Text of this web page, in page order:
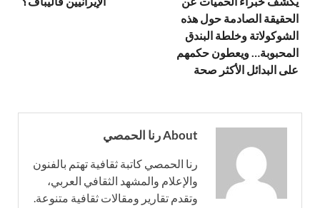
الحقيقة الصادمة حول هذه
الشوكولاتة وخلطة البندق
المحبوبة… ويعطون حكمهم
على البدائل الأكثر صحة
About رنا الحمصي
رنا الحمصي كاتبة ثقافية تهتم بالفنون
والإعلام والمشهد الثقافي العربي،
وتقدم تقارير ومقالات ثقافية متنوعة.